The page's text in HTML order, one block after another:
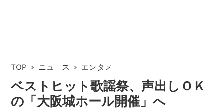
TOP ニュース エンタメ
ベストヒット歌謡祭、声出しＯＫ
の「大阪城ホール開催」へ